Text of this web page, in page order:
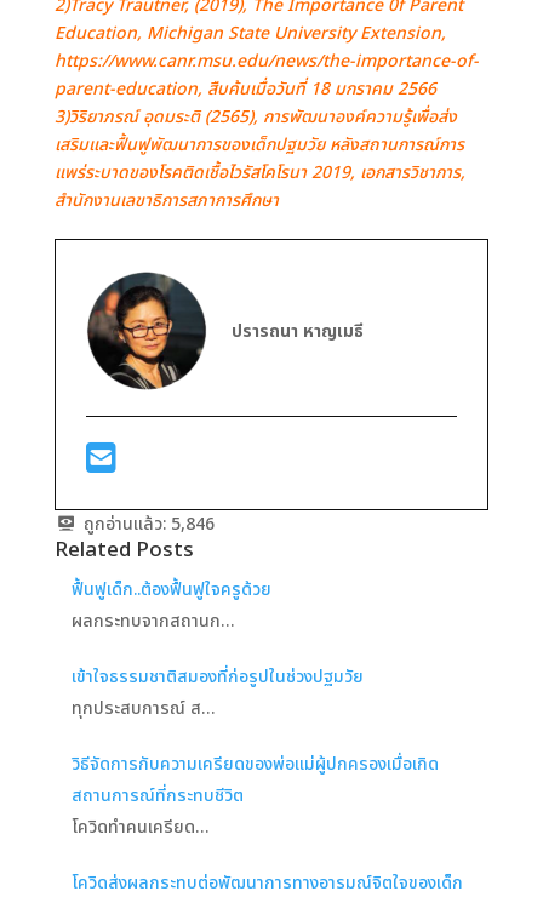
2)Tracy Trautner, (2019), The Importance 0f Parent
Education, Michigan State University Extension,
https://www.canr.msu.edu/news/the-importance-of-
parent-education, สืบค้นเมื่อวันที่ 18 มกราคม 2566
3)วิริยาภรณ์ อุดมระติ (2565), การพัฒนาองค์ความรู้เพื่อส่ง
เสริมและฟื้นฟูพัฒนาการของเด็กปฐมวัย หลังสถานการณ์การ
แพร่ระบาดของโรคติดเชื้อไวรัสโคโรนา 2019, เอกสารวิชาการ,
สำนักงานเลขาธิการสภาการศึกษา
ปรารถนา หาญเมธี
ถูกอ่านแล้ว: 5,846
Related Posts
ฟื้นฟูเด็ก..ต้องฟื้นฟูใจครูด้วย
ผลกระทบจากสถานก…
เข้าใจธรรมชาติสมองที่ก่อรูปในช่วงปฐมวัย
ทุกประสบการณ์ ส…
วิธีจัดการกับความเครียดของพ่อแม่ผู้ปกครองเมื่อเกิด
สถานการณ์ที่กระทบชีวิต
โควิดทำคนเครียด…
โควิดส่งผลกระทบต่อพัฒนาการทางอารมณ์จิตใจของเด็ก